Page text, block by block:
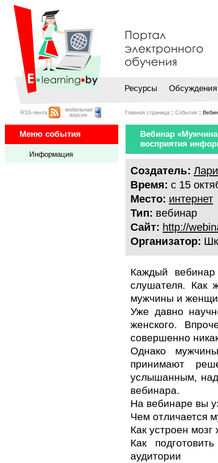
Ресурсы Обсуждения
RSS-лента
мобильная
версия
Главная страница :: События ::
Меню события
Информация
Вебинар
восприятия
Создатель:
Время: с 15
Место: интернет
Тип: вебинар
Сайт: http://
Организатор:
Каждый
слушателя. Как
мужчины и
Уже давно
женского.
совершенно
Однако
принимают
услышанным,
вебинара.
На вебинаре вы
Чем отличается
Как устроен
Как
аудитории